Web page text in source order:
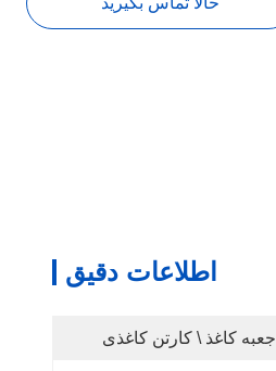
اطلاعات دقیق
جعبه کاغذ \ کارتن کاغذی